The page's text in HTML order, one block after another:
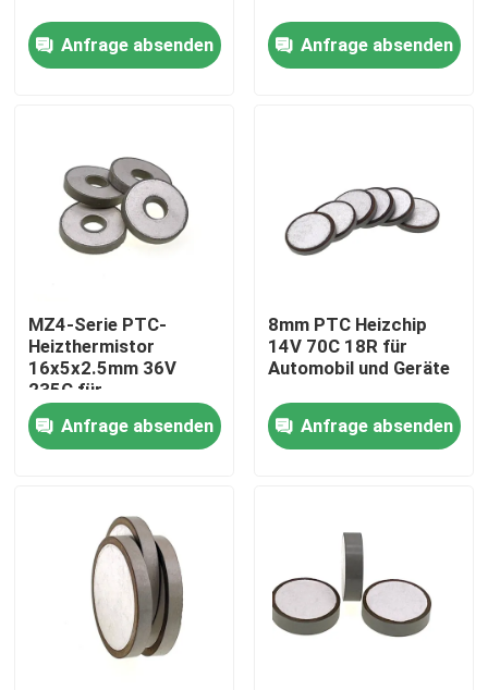
Zu Hause
Videos
Werksbesichtigung
Qualitätskontrolle
Neuigkeiten
Rechtssachen
Anfrage absenden Anfrage absenden
MZ4-Serie PTC-
Heizthermistor
16x5x2.5mm 36V
235C für
Automobilgeräte
Anfrage absenden
8mm PTC Heizchip
14V 70C 18R für
Automobil und Geräte
Anfrage absenden